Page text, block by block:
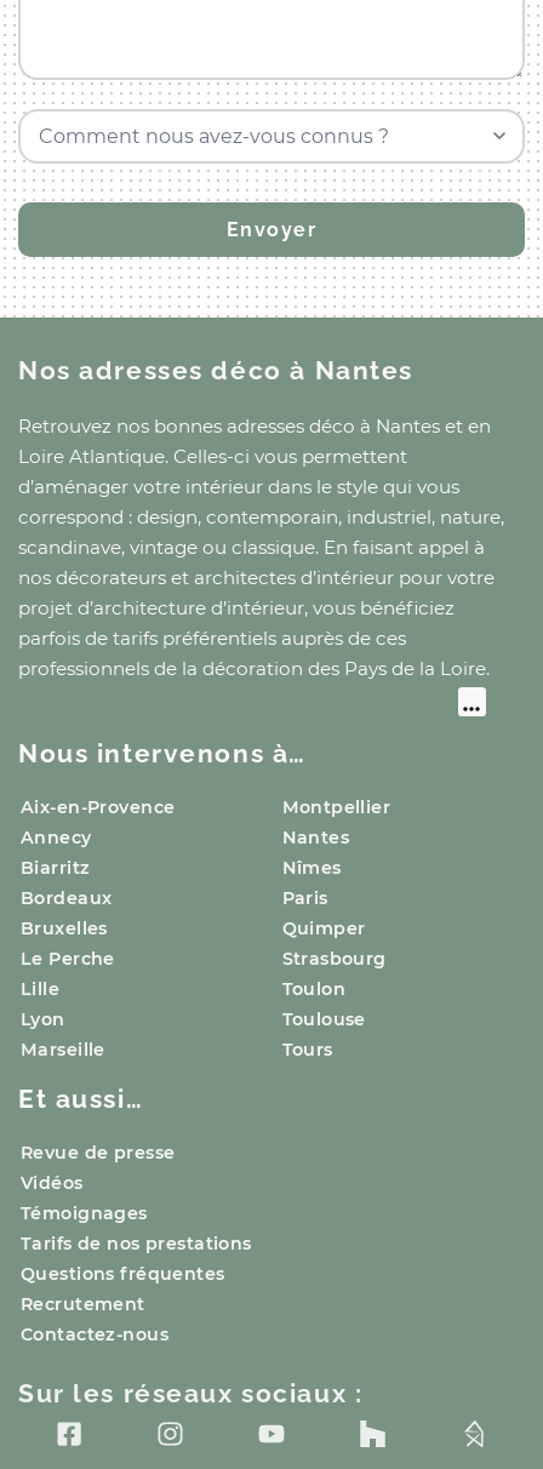
Comment nous avez-vous connus ?
Nos adresses décoà Nantes
Retrouvez nos bonnes adresses déco à Nantes et en
Loire Atlantique. Celles-ci vous permettent
d’aménager votre intérieur dans le style qui vous
correspond : design, contemporain, industriel, nature,
scandinave, vintage ou classique. En faisant appel à
nos décorateurs et architectes d’intérieur pour votre
projet d’architecture d’intérieur, vous bénéficiez
parfois de tarifs préférentiels auprès de ces
professionnels de la décoration des Pays de la Loire.
Nous intervenons à…
Aix-en-Provence
Annecy
Biarritz
Bordeaux
Bruxelles
Le Perche
Lille
Lyon
Marseille
Montpellier
Nantes
Nîmes
Paris
Quimper
Strasbourg
Toulon
Toulouse
Tours
Et aussi…
Revue de presse
Vidéos
Témoignages
Tarifs de nos prestations
Questions fréquentes
Recrutement
Contactez-nous
Sur les réseaux sociaux :